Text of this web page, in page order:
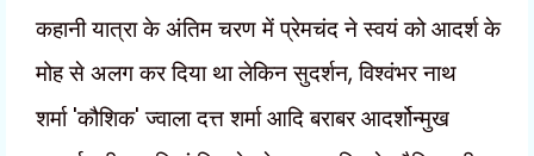
कहानी यात्रा के अंतिम चरण में प्रेमचंद ने स्वयं को आदर्श के
मोह से अलग कर दिया था लेकिन सुदर्शन,विश्वंभर नाथ
शर्मा 'कौशिक'ज्वाला दत्त शर्मा आदि बराबर आदर्शोन्मुख